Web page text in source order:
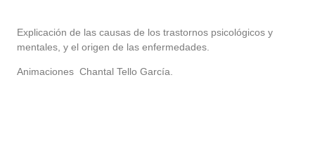
Explicación de las causas de los trastornos psicológicos y
mentales, y el origen de las enfermedades.
Animaciones Chantal Tello García.